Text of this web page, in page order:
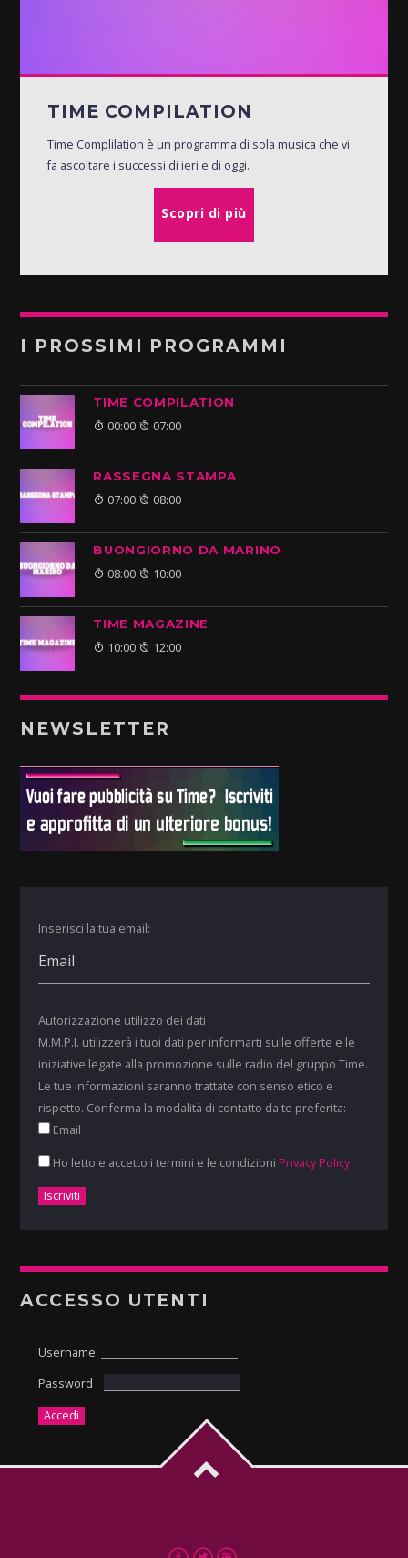
TIME COMPILATION
Time Complilation è un programma di sola musica che vi
fa ascoltare i successi di ieri e di oggi.
Scopri di più
I PROSSIMI PROGRAMMI
TIME COMPILATION
00:00 07:00
RASSEGNA STAMPA
07:00 08:00
BUONGIORNO DA MARINO
08:00 10:00
TIME MAGAZINE
10:00 12:00
NEWSLETTER
Inserisci la tua email:
Autorizzazione utilizzo dei dati
M.M.P.I. utilizzerà i tuoi dati per informarti sulle offerte e le
iniziative legate alla promozione sulle radio del gruppo Time.
Le tue informazioni saranno trattate con senso etico e
rispetto. Conferma la modalità di contatto da te preferita:
Email
Ho letto e accetto i termini e le condizioni Privacy Policy
ACCESSO UTENTI
Username
Password